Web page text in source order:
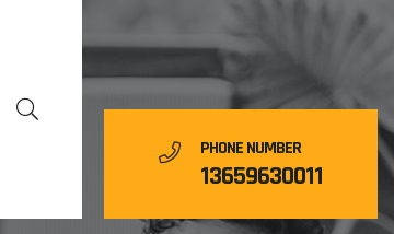
PHONE NUMBER
13659630011